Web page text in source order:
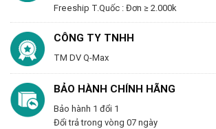
Freeship T.Quốc : Đơn ≥ 2.000k
CÔNG TY TNHH
TM DV Q-Max
BẢO HÀNH CHÍNH HÃNG
Bảo hành 1 đổi 1
Đổi trả trong vòng 07 ngày